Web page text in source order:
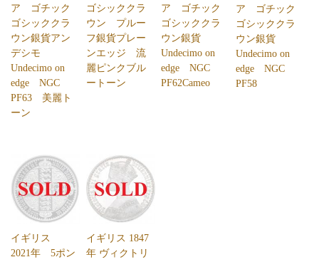
ア ゴチック
ゴシッククラ
ウン銀貨アン
デシモ
Undecimo on
edge NGC
PF63 美麗ト
ーン
ゴシッククラ
ウン プルー
フ銀貨プレー
ンエッジ 流
麗ピンクブル
ートーン
ア ゴチック
ゴシッククラ
ウン銀貨
Undecimo on
edge NGC
PF62Cameo
ア ゴチック
ゴシッククラ
ウン銀貨
Undecimo on
edge NGC
PF58
イギリス
2021年 5ポン
イギリス 1847
年 ヴィクトリ